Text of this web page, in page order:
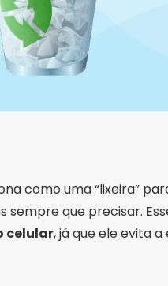
como uma “lixeira”
sempre que precisar.
celular, já que ele evita